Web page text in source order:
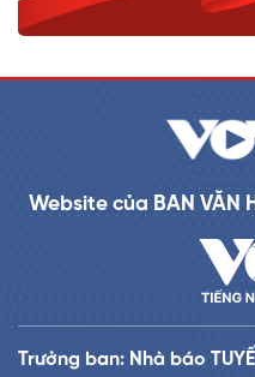
Website của BAN VĂN
Trưởng ban: Nhà báo